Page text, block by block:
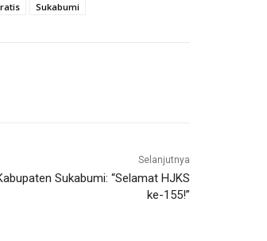
Sukabumi
Selanjutnya
Sukabumi: “Selamat HJKS
ke-155!”